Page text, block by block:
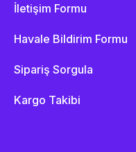
İletişim Formu
Havale Bildirim Formu
Sipariş Sorgula
Kargo Takibi